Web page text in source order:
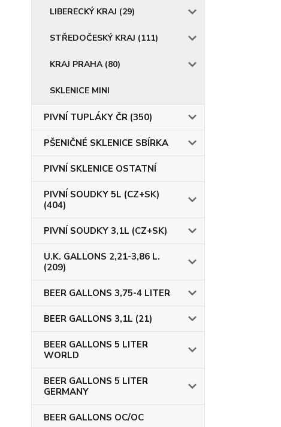
LIBERECKÝ KRAJ (29)
STŘEDOČESKÝ KRAJ (111)
KRAJ PRAHA (80)
SKLENICE MINI
PIVNÍ TUPLÁKY ČR (350)
PŠENIČNÉ SKLENICE SBÍRKA
PIVNÍ SKLENICE OSTATNÍ
PIVNÍ SOUDKY 5L (CZ+SK)
(404)
PIVNÍ SOUDKY 3,1L (CZ+SK)
U.K. GALLONS 2,21-3,86 L.
(209)
BEER GALLONS 3,75-4 LITER
BEER GALLONS 3,1L (21)
BEER GALLONS 5 LITER
WORLD
BEER GALLONS 5 LITER
GERMANY
BEER GALLONS OC/OC